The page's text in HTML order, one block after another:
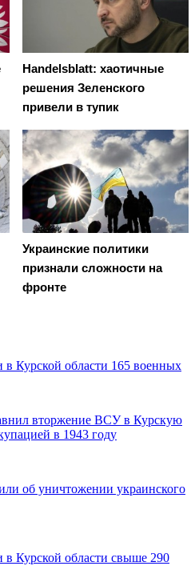
Handelsblatt: хаотичные
решения Зеленского
привели в тупик
Украинские политики
признали сложности на
фронте
в Курской области 165 военных
вторжение ВСУ в Курскую
в 1943 году
об уничтожении украинского
в Курской области свыше 290